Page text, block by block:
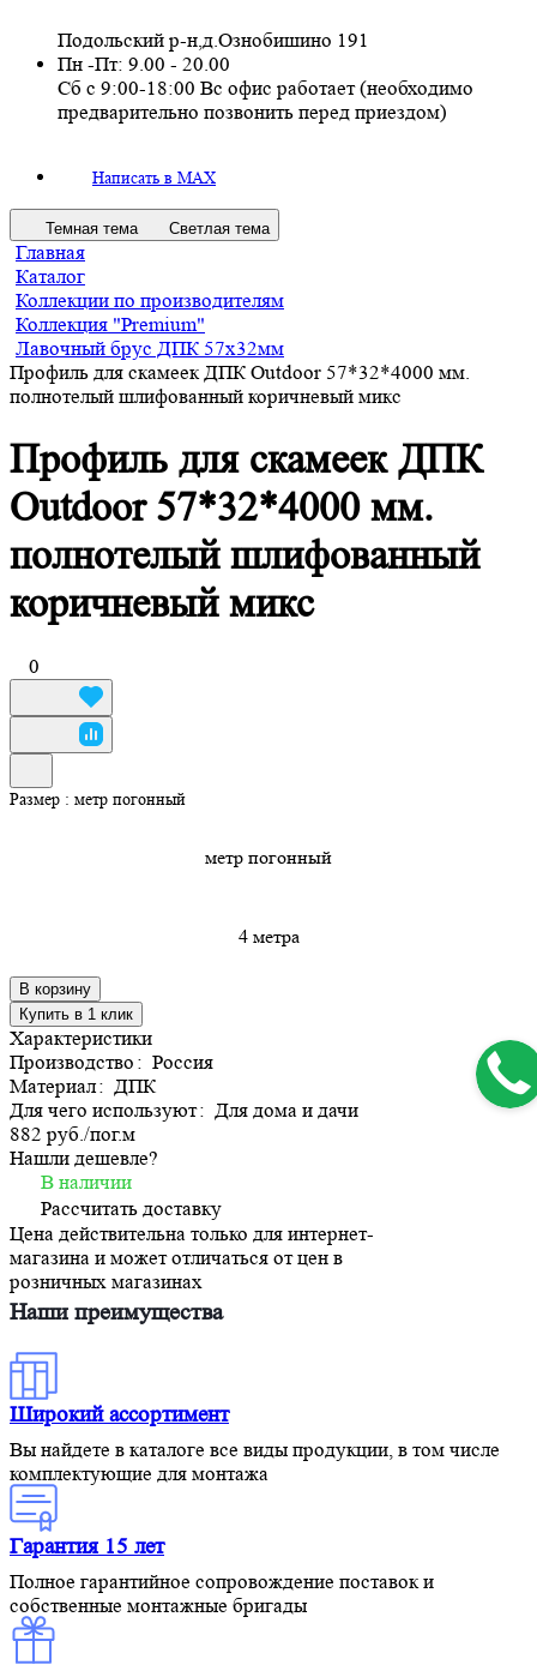
Подольский р-н,д.Ознобишино 191
Пн -Пт: 9.00 - 20.00
Сб с 9:00-18:00 Вс офис работает (необходимо
предварительно позвонить перед приездом)
Написать в MAX
Темная тема Светлая тема
Главная
Каталог
Коллекции по производителям
Коллекция "Premium"
Лавочный брус ДПК 57х32мм
Профиль для скамеек ДПК Outdoor 57*32*4000 мм.
полнотелый шлифованный коричневый микс
Профиль для скамеек ДПК
Outdoor 57*32*4000 мм.
полнотелый шлифованный
коричневый микс
0
Размер : метр погонный
метр погонный
4 метра
В корзину
Купить в 1 клик
Характеристики
Производство: Россия
Материал: ДПК
Для чего используют: Для дома и дачи
882 руб./пог.м
Нашли дешевле?
В наличии
Рассчитать доставку
Цена действительна только для интернет-
магазина и может отличаться от цен в
розничных магазинах
Наши преимущества
Широкий ассортимент
Вы найдете в каталоге все виды продукции, в том числе
комплектующие для монтажа
Гарантия 15 лет
Полное гарантийное сопровождение поставок и
собственные монтажные бригады